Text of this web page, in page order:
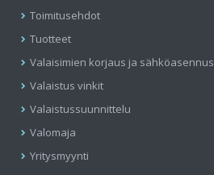
Toimitusehdot
Tuotteet
Valaisimien korjaus ja sähköasennus
Valaistus vinkit
Valaistussuunnittelu
Valomaja
Yritysmyynti